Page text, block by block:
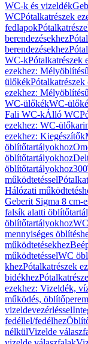
WC-k és vizeldék
WCPótalkatrészek
fedlapok
berendezésekhez
berendezésekhez
WC-kPótalkatrészek
ezekhez:
ülőkék
ezekhez:
WC-ülőkékWC-
Fali WC-kÁlló WC
ezekhez: WC-
ezekhez: Kiegészítők
öblítőtartályokhoz
öblítőtartályokhoz
öblítőtartályokhoz
működtetéssel
Hálózati
Geberit Sigma 8 cm-
falsík alatti
öblítőtartályokhoz
mennyiséges
működtetésekhez
működtetésselWC
khezPótalkatrészek
bidékhez
ezekhez: Vizeldék,
működés,
vizeldevezérléssel
fedéllel/fedélhez
nélkülVizelde